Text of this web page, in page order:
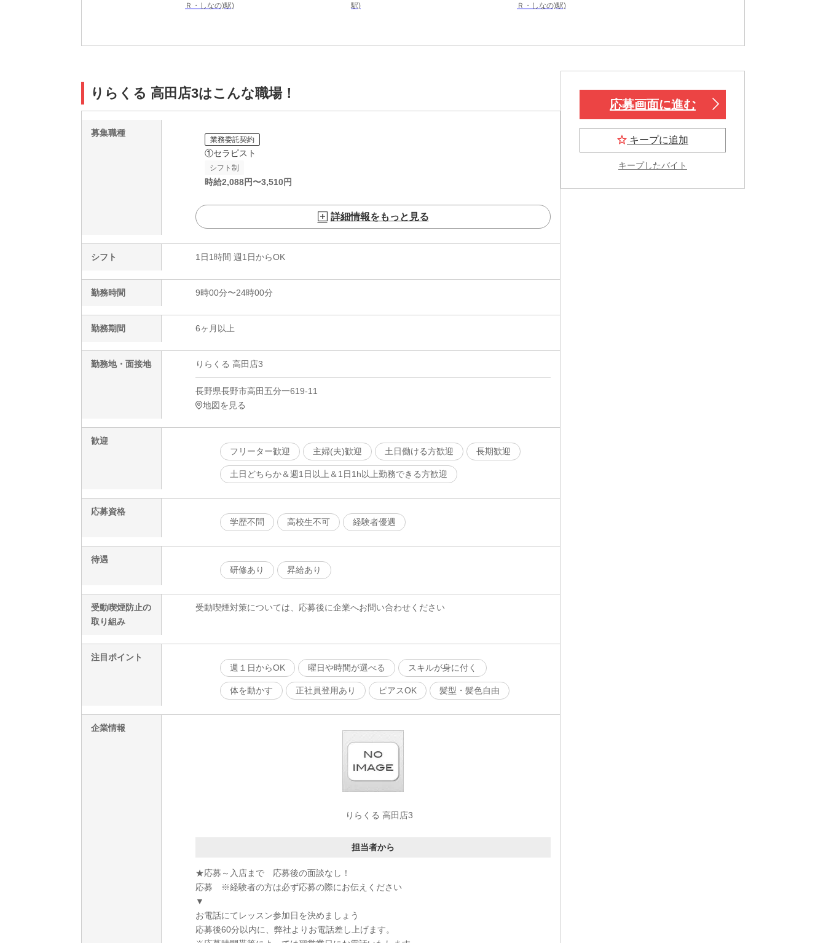
Ｒ・しなの)駅)
駅)
Ｒ・しなの)駅)
りらくる 高田店3はこんな職場！
募集職種
業務委託契約
①セラピスト
シフト制
時給2,088円〜3,510円
詳細情報をもっと見る
シフト 1日1時間 週1日からOK
勤務時間 9時00分〜24時00分
勤務期間 6ヶ月以上
勤務地・面接地 りらくる 高田店3
長野県長野市高田五分一619-11
地図を見る
歓迎
フリーター歓迎
主婦(夫)歓迎 土日働ける方歓迎 長期歓迎
土日どちらか＆週1日以上＆1日1h以上勤務できる方歓迎
応募資格
学歴不問
高校生不可 経験者優遇
待遇
研修あり
昇給あり
受動喫煙防止の
取り組み
受動喫煙対策については、応募後に企業へお問い合わせください
注目ポイント
週１日からOK
曜日や時間が選べる スキルが身に付く
体を動かす 正社員登用あり ピアスOK 髪型・髪色自由
企業情報
りらくる 高田店3
担当者から
★応募～入店まで 応募後の面談なし！
応募 ※経験者の方は必ず応募の際にお伝えください
▼
お電話にてレッスン参加日を決めましょう
応募後60分以内に、弊社よりお電話差し上げます。
応募画面に進む
キープに追加
キープしたバイト